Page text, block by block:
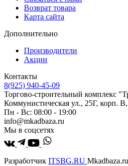
Возврат товара
Карта сайта
Дополнительно
Производители
Акции
Контакты
8(925) 940-45-09
Торгово-строительный комплекс
Коммунистическая ул., 25Г, корп.
Пн - Вс: 08:00 - 19:00
info@mkadbaza.ru
Мы в соцсетях
Разработчик ITSBG.RU